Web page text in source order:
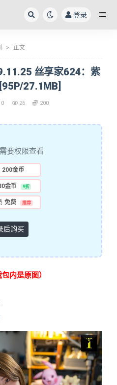
登录
正文
丝享家624：紫
27.1MB]
0 26 200
要权限查看
200金币
金币 9折
免费 推荐
后购买
内是原图）